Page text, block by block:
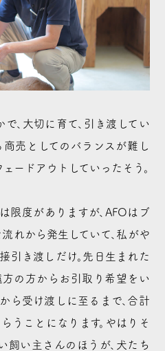
、大切に育て、引き渡してい
売としてのバランスが難し
ェードアウトしていったそう。
限度がありますが、AFOはブ
れから発生していて、私がや
引き渡しだけ。先日生まれた
方の方からお引取り希望をい
ら受け渡しに至るまで、合計
うことになります。やはりそ
飼い主さんのほうが、犬たち